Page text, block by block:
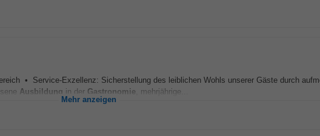
• Service-Exzellenz: Sicherstellung des leiblichen Wohls unserer Gäste durch
Ausbildung in der Gastronomie , mehrjährige...
Mehr anzeigen